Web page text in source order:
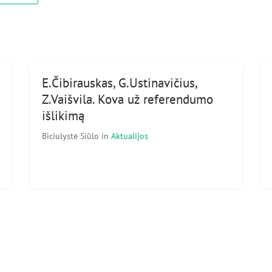
E.Čibirauskas, G.Ustinavičius,
Z.Vaišvila. Kova už referendumo
išlikimą
Biciulystė Siūlo in Aktualijos